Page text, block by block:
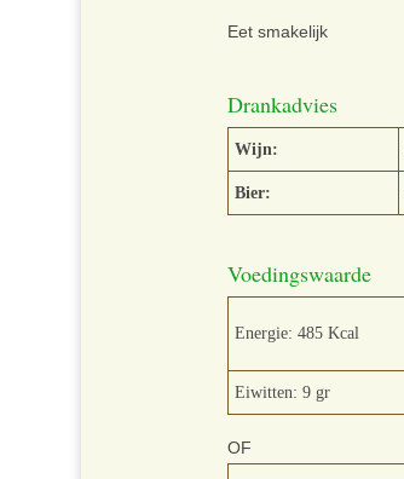
Eet smakelijk
Drankadvies
Wijn:
Bier:
Voedingswaarde
Energie: 485 Kcal
Eiwitten: 9 gr
OF